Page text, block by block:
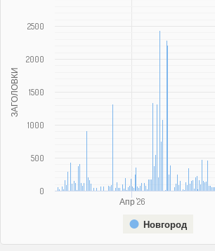
ЗАГОЛОВКИ
Апр '26
0
500
1000
1500
2000
2500
Новгород